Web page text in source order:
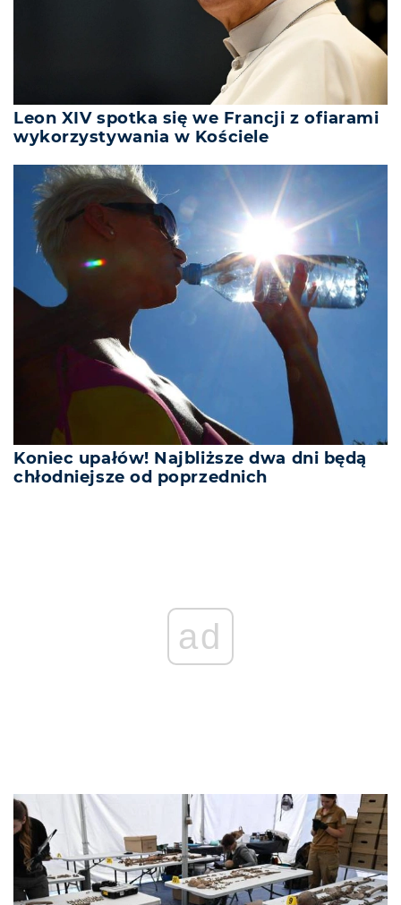
Leon XIV spotka się we Francji z ofiarami
wykorzystywania w Kościele
Koniec upałów! Najbliższe dwa dni będą
chłodniejsze od poprzednich
ad